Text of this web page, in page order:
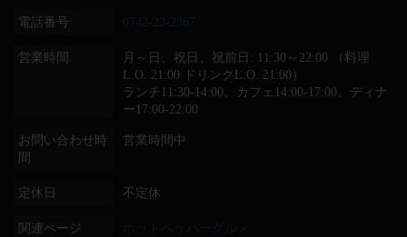
電話番号 0742-23-2367
営業時間
月～日、祝日、祝前日: 11:30～22:00 （料理
L.O. 21:00 ドリンクL.O. 21:00）
ランチ11:30-14:00、カフェ14:00-17:00、ディナ
ー17:00-22:00
お問い合わせ時
間
営業時間中
定休日 不定休
関連ページ ホットペッパーグルメ